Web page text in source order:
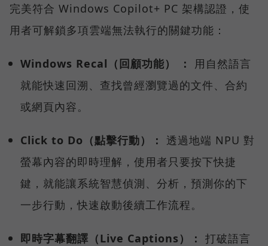
完美符合 Windows Copilot+ PC 架構認證，使
用者可解鎖多項雲端無法執行的關鍵功能：
Windows Recal（回顧功能） ：
用自然語言
就能快速回溯、查找曾經瀏覽過的文件、合約
或網頁內容。
Click to Do（點擊行動）： 透過地端 NPU 對
螢幕內容的即時理解，使用者只要按下快捷
鍵，就能讓系統智慧偵測、分析，預測你的下
一步行動，快速啟動後續工作流程。
即時字幕翻譯（Live Captions）： 打破語言